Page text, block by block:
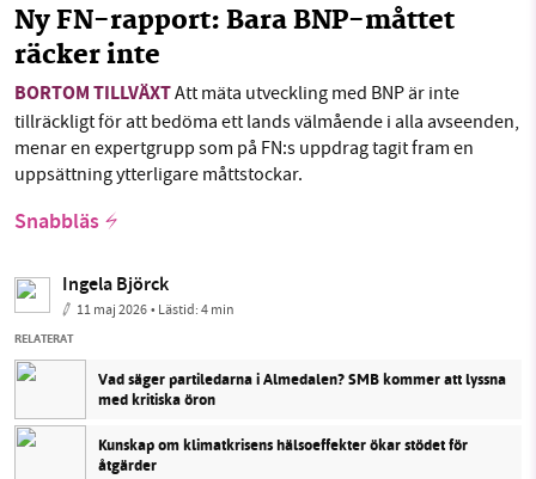
Ny FN-rapport: Bara BNP-måttet
räcker inte
BORTOM TILLVÄXTAtt mäta utveckling med BNP är inte
tillräckligt för att bedöma ett lands välmående i alla avseenden,
menar en expertgrupp som på FN:s uppdrag tagit fram en
uppsättning ytterligare måttstockar.
Snabbläs
Ingela Björck
11 maj 2026• Lästid:4 min
RELATERAT
Vad säger partiledarna i Almedalen? SMB kommer att lyssna
med kritiska öron
Kunskap om klimatkrisens hälsoeffekter ökar stödet för
åtgärder